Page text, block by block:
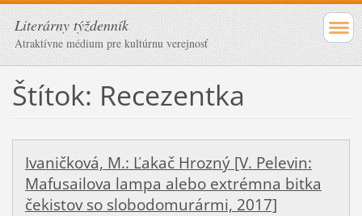
Literárny týždenník
Atraktívne médium pre kultúrnu verejnosť
Štítok: Recezentka
Ivaničková, M.: Ľakač Hrozný [V. Pelevin:
Mafusailova lampa alebo extrémna bitka
čekistov so slobodomurármi, 2017]